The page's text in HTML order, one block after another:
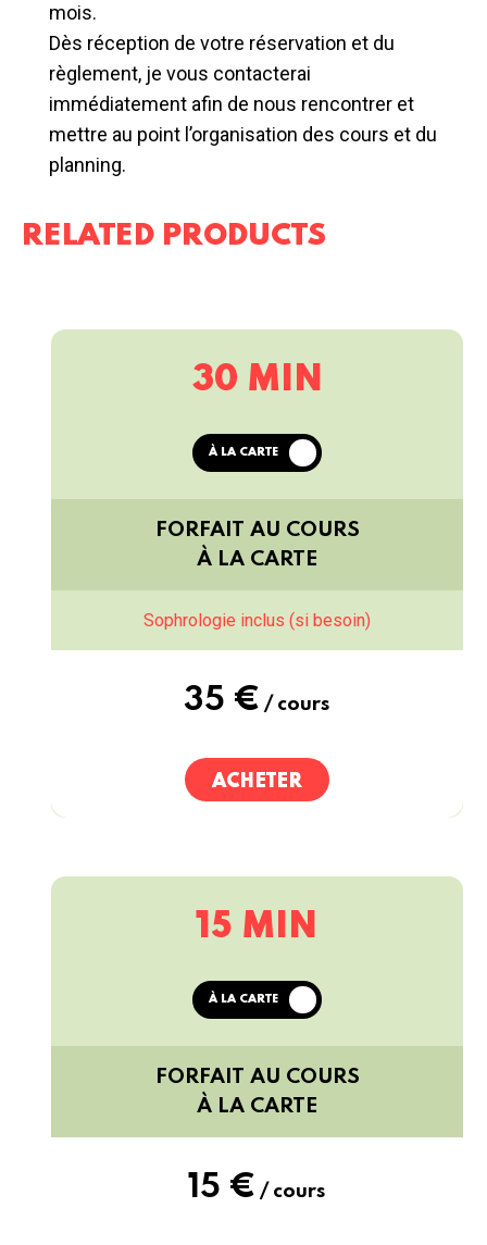
mois.
Dès réception de votre réservation et du
règlement, je vous contacterai
immédiatement afin de nous rencontrer et
mettre au point l’organisation des cours et du
planning.
RELATED PRODUCTS
30 MIN
À LA CARTE
FORFAIT AU COURS
À LA CARTE
Sophrologie inclus (si besoin)
35 € / cours
ACHETER
15 MIN
À LA CARTE
FORFAIT AU COURS
À LA CARTE
15 € / cours